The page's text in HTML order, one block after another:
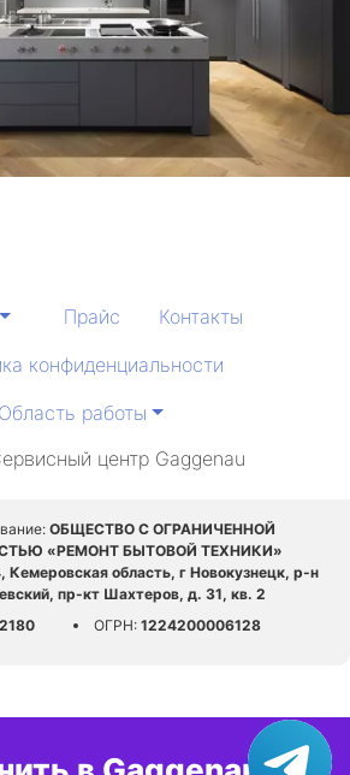
Прайс
Контакты
конфиденциальности
Область работы
центр Gaggenau
ОБЩЕСТВО С ОГРАНИЧЕННОЙ
«РЕМОНТ БЫТОВОЙ ТЕХНИКИ»
Кемеровская область, г Новокузнецк, р-н
пр-кт Шахтеров, д. 31, кв. 2
ОГРН: 1224200006128